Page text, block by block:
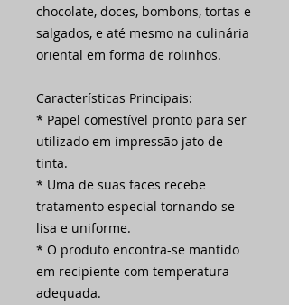
chocolate, doces, bombons, tortas e
salgados, e até mesmo na culinária
oriental em forma de rolinhos.
Características Principais:
* Papel comestível pronto para ser
utilizado em impressão jato de
tinta.
* Uma de suas faces recebe
tratamento especial tornando-se
lisa e uniforme.
* O produto encontra-se mantido
em recipiente com temperatura
adequada.